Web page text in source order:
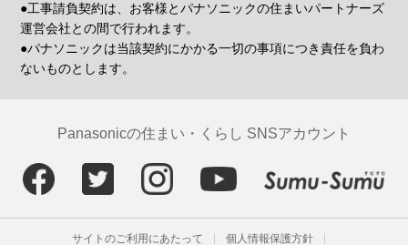
●工事請負契約は、お客様とパナソニックの住まいパートナーズ
運営会社との間で行われます。
●パナソニックは当該契約にかかる一切の事項につき責任を負わ
ないものとします。
Panasonicの住まい・くらし SNSアカウント
サイトのご利用にあたって 個人情報保護方針